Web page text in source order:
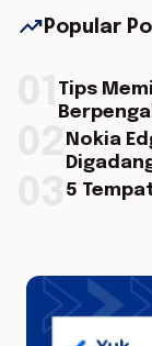
trending_up Popular
Tips
Nokia
5